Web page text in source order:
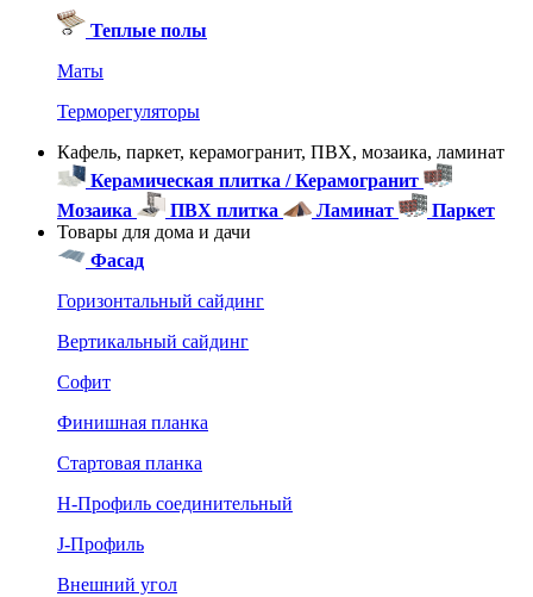
Теплые полы
Маты
Терморегуляторы
Кафель, паркет, керамогранит, ПВХ, мозаика, ламинат
Керамическая плитка / Керамогранит
Мозаика
ПВХ плитка Ламинат
Паркет
Товары для дома и дачи
Фасад
Горизонтальный сайдинг
Вертикальный сайдинг
Софит
Финишная планка
Стартовая планка
Н-Профиль соединительный
J-Профиль
Внешний угол